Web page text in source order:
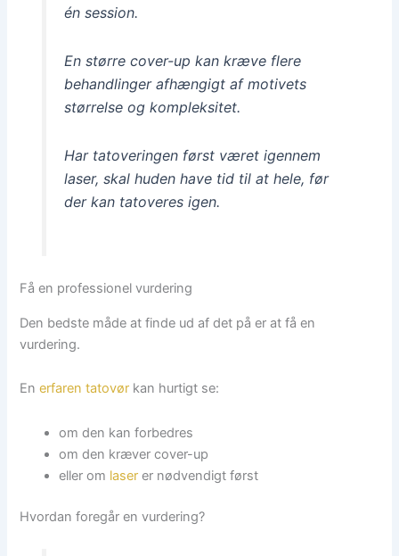
én session.
En større cover-up kan kræve flere
behandlinger afhængigt af motivets
størrelse og kompleksitet.
Har tatoveringen først været igennem
laser, skal huden have tid til at hele, før
der kan tatoveres igen.
Få en professionel vurdering
Den bedste måde at finde ud af det på er at få en
vurdering.
En erfaren tatovør kan hurtigt se:
om den kan forbedres
om den kræver cover-up
eller om laser er nødvendigt først
Hvordan foregår en vurdering?